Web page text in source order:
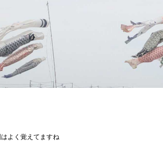
よく覚えてますね